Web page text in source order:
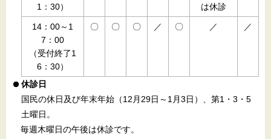
1：30）
は休診
14：00～1
7：00
（受付終了1
6：30）
〇 〇 〇 ／ 〇 ／ ／
休診日
国民の休日及び年末年始（12月29日～1月3日）、第1・3・5
土曜日。
毎週木曜日の午後は休診です。